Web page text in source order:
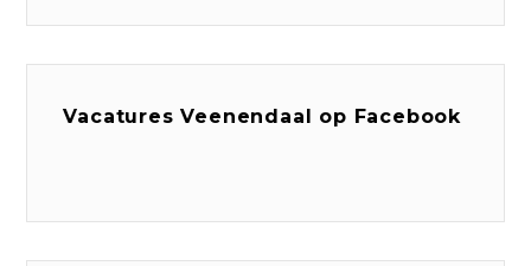
Vacatures Veenendaal op Facebook